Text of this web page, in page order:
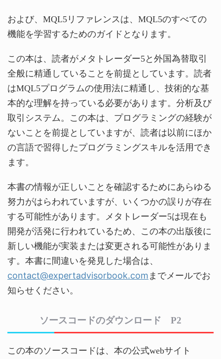
および、MQL5リファレンスは、MQL5のすべての
機能を学習するためのガイドとなります。
この本は、読者がメタトレーダー5と外国為替取引
全般に精通していることを前提としています。読者
はMQL5プログラムの使用法に精通し、技術的な基
本的な理解を持っている必要があります。分析及び
取引システム。この本は、プログラミングの経験が
ないことを前提としていますが、読者は以前にほか
の言語で習得したプログラミングスキルを活用でき
ます。
本書の情報が正しいことを確認するためにあらゆる
努力がはらわれていますが、いくつかの誤りが存在
する可能性があります。メタトレーダー5は現在も
開発が活発に行われているため、この本の出版後に
新しい機能が実装または変更される可能性がありま
す。本書に間違いを発見した場合は、
contact@expertadvisorbook.com までメールでお
知らせください。
ソースコードのダウンロード P2
この本のソースコードは、本の公式webサイト